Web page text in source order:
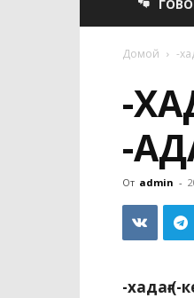
Домой -
-
-
От admin -
-хадағ (-